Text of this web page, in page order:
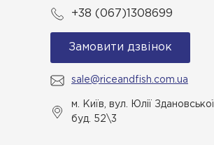
+38 (067)1308699
Замовити дзвінок
sale@riceandfish.com.ua
м. Київ, вул. Юлії Здановської,
буд. 52\3